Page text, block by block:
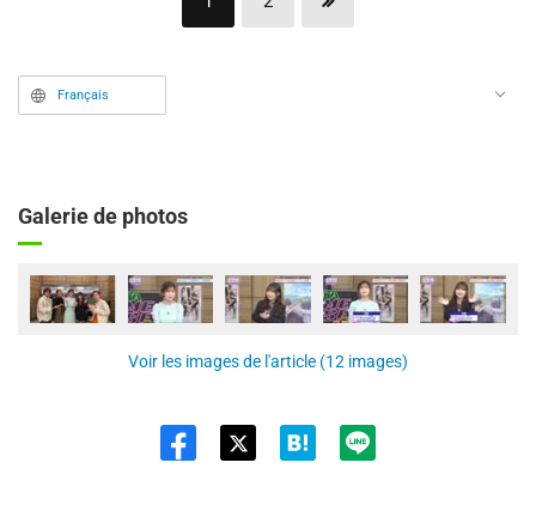
Français
Galerie de photos
Voir les images de l'article (12 images)